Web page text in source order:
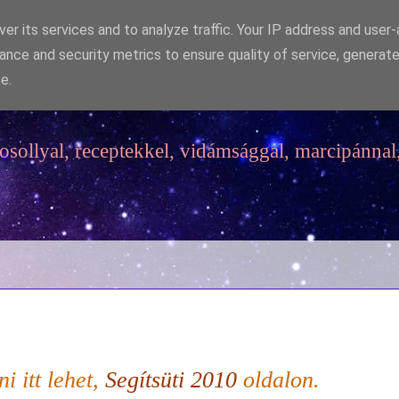
receptekkel, vidámsággal,
itt lehet, Segítsüti 2010 oldalon.
its services and to analyze traffic. Your IP address and
and security metrics to ensure quality of service,